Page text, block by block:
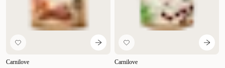
Carnilove
Carnilove